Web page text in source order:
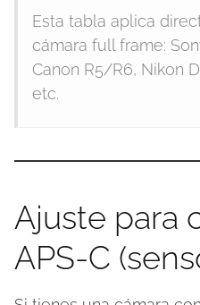
Esta tabla aplica
cámara full frame:
Canon R5/R6, Nikon
etc.
Ajuste para
APS-C